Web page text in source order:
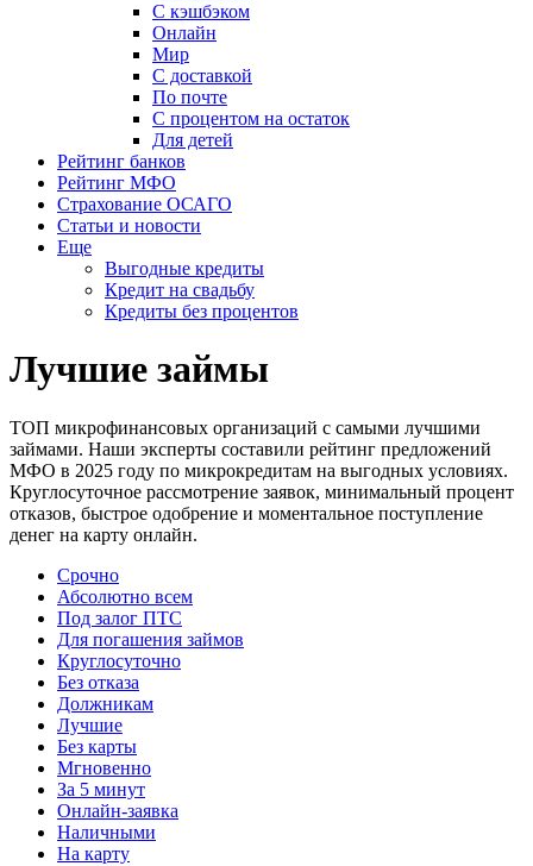
С кэшбэком
Онлайн
Мир
С доставкой
По почте
С процентом на остаток
Для детей
Рейтинг банков
Рейтинг МФО
Страхование ОСАГО
Статьи и новости
Еще
Выгодные кредиты
Кредит на свадьбу
Кредиты без процентов
Лучшие займы
ТОП микрофинансовых организаций с самыми лучшими
займами. Наши эксперты составили рейтинг предложений
МФО в 2025 году по микрокредитам на выгодных условиях.
Круглосуточное рассмотрение заявок, минимальный процент
отказов, быстрое одобрение и моментальное поступление
денег на карту онлайн.
Срочно
Абсолютно всем
Под залог ПТС
Для погашения займов
Круглосуточно
Без отказа
Должникам
Лучшие
Без карты
Мгновенно
За 5 минут
Онлайн-заявка
Наличными
На карту